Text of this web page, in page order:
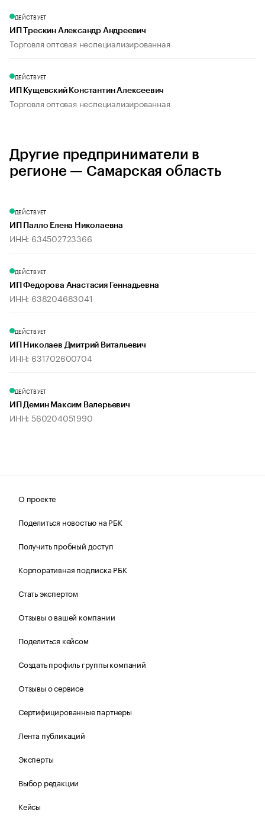
ДЕЙСТВУЕТ
ИП Трескин Александр Андреевич
Торговля оптовая неспециализированная
ДЕЙСТВУЕТ
ИП Кущевский Константин Алексеевич
Торговля оптовая неспециализированная
Другие предприниматели в
регионе — Самарская область
ДЕЙСТВУЕТ
ИП Палло Елена Николаевна
ИНН: 634502723366
ДЕЙСТВУЕТ
ИП Федорова Анастасия Геннадьевна
ИНН: 638204683041
ДЕЙСТВУЕТ
ИП Николаев Дмитрий Витальевич
ИНН: 631702600704
ДЕЙСТВУЕТ
ИП Демин Максим Валерьевич
ИНН: 560204051990
О проекте
Поделиться новостью на РБК
Получить пробный доступ
Корпоративная подписка РБК
Стать экспертом
Отзывы о вашей компании
Поделиться кейсом
Создать профиль группы компаний
Отзывы о сервисе
Сертифицированные партнеры
Лента публикаций
Эксперты
Выбор редакции
Кейсы